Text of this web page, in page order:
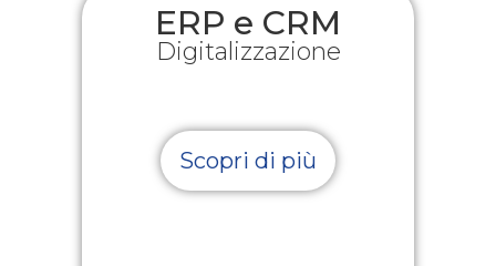
ERP e CRM
Digitalizzazione
Scopri di più